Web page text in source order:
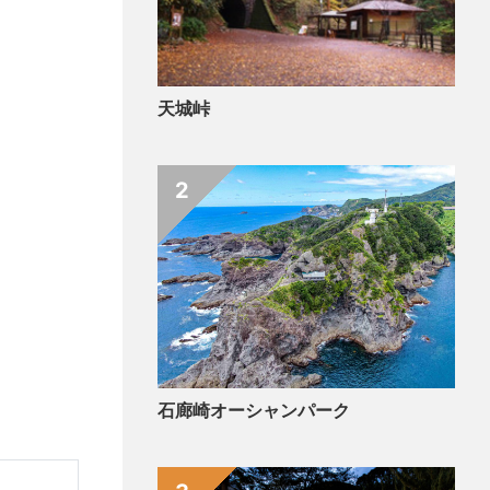
天城峠
石廊崎オーシャンパーク
2